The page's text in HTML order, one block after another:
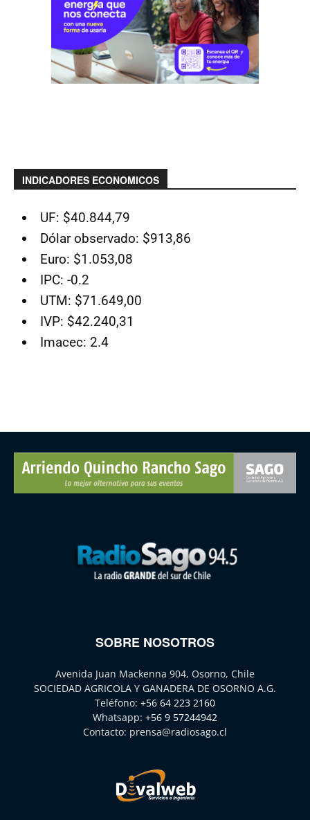
INDICADORES ECONOMICOS
UF: $40.844,79
Dólar observado: $913,86
Euro: $1.053,08
IPC: -0.2
UTM: $71.649,00
IVP: $42.240,31
Imacec: 2.4
SOBRE NOSOTROS
Avenida Juan Mackenna 904, Osorno, Chile
SOCIEDAD AGRICOLA Y GANADERA DE OSORNO A.G.
Teléfono: +56 64 223 2160
Whatsapp: +56 9 57244942
Contacto: prensa@radiosago.cl